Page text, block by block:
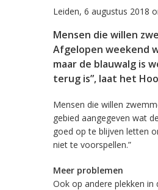
Leiden, 6 augustus 2018
Mensen die willen
Afgelopen weekend
maar de blauwalg is
terug is”, laat het
Mensen die willen
gebied aangegeven wat
goed op te blijven letten
niet te voorspellen.”
Meer problemen
Ook op andere plekken